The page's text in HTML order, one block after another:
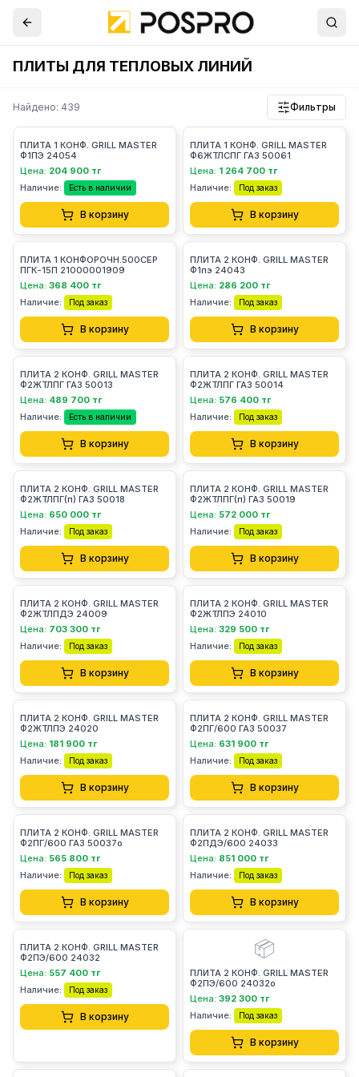
ПЛИТЫ ДЛЯ ТЕПЛОВЫХ ЛИНИЙ
Найдено: 439 Фильтры
ПЛИТА 1 КОНФ. GRILL MASTER
Ф1ПЭ 24054
Цена: 204 900 тг
Наличие:
Есть в наличии
В корзину
ПЛИТА 1 КОНФ. GRILL MASTER
Ф6ЖТЛСПГ ГАЗ 50061
Цена: 1 264 700 тг
Наличие:
Под заказ
В корзину
ПЛИТА 1 КОНФОРОЧН.500СЕР
ПГК-15П 21000001909
Цена: 368 400 тг
Наличие:
Под заказ
В корзину
ПЛИТА 2 КОНФ. GRILL MASTER
Ф1пэ 24043
Цена: 286 200 тг
Наличие:
Под заказ
В корзину
ПЛИТА 2 КОНФ. GRILL MASTER
Ф2ЖТЛПГ ГАЗ 50013
Цена: 489 700 тг
Наличие:
Есть в наличии
В корзину
ПЛИТА 2 КОНФ. GRILL MASTER
Ф2ЖТЛПГ ГАЗ 50014
Цена: 576 400 тг
Наличие:
Под заказ
В корзину
ПЛИТА 2 КОНФ. GRILL MASTER
Ф2ЖТЛПГ(п) ГАЗ 50018
Цена: 650 000 тг
Наличие:
Под заказ
В корзину
ПЛИТА 2 КОНФ. GRILL MASTER
Ф2ЖТЛПГ(п) ГАЗ 50019
Цена: 572 000 тг
Наличие:
Под заказ
В корзину
ПЛИТА 2 КОНФ. GRILL MASTER
Ф2ЖТЛПДЭ 24009
Цена: 703 300 тг
Наличие:
Под заказ
В корзину
ПЛИТА 2 КОНФ. GRILL MASTER
Ф2ЖТЛПЭ 24010
Цена: 329 500 тг
Наличие:
Под заказ
В корзину
ПЛИТА 2 КОНФ. GRILL MASTER
Ф2ЖТЛПЭ 24020
Цена: 181 900 тг
Наличие:
Под заказ
В корзину
ПЛИТА 2 КОНФ. GRILL MASTER
Ф2ПГ/600 ГАЗ 50037
Цена: 631 900 тг
Наличие:
Под заказ
В корзину
ПЛИТА 2 КОНФ. GRILL MASTER
Ф2ПГ/600 ГАЗ 50037о
Цена: 565 800 тг
Наличие:
Под заказ
В корзину
ПЛИТА 2 КОНФ. GRILL MASTER
Ф2ПДЭ/600 24033
Цена: 851 000 тг
Наличие:
Под заказ
В корзину
ПЛИТА 2 КОНФ. GRILL MASTER
Ф2ПЭ/600 24032
Цена: 557 400 тг
Наличие:
Под заказ
В корзину
📦
ПЛИТА 2 КОНФ. GRILL MASTER
Ф2ПЭ/600 24032о
Цена: 392 300 тг
Наличие:
Под заказ
В корзину